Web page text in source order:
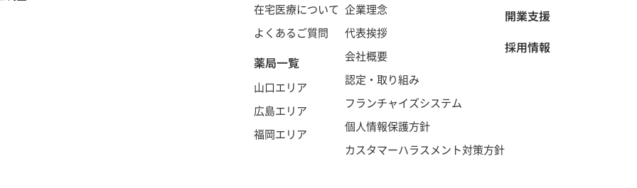
在宅医療について
よくあるご質問
薬局一覧
山口エリア
広島エリア
福岡エリア
企業理念
代表挨拶
会社概要
認定・取り組み
フランチャイズシステム
個人情報保護方針
カスタマーハラスメント対策方針
開業支援
採用情報